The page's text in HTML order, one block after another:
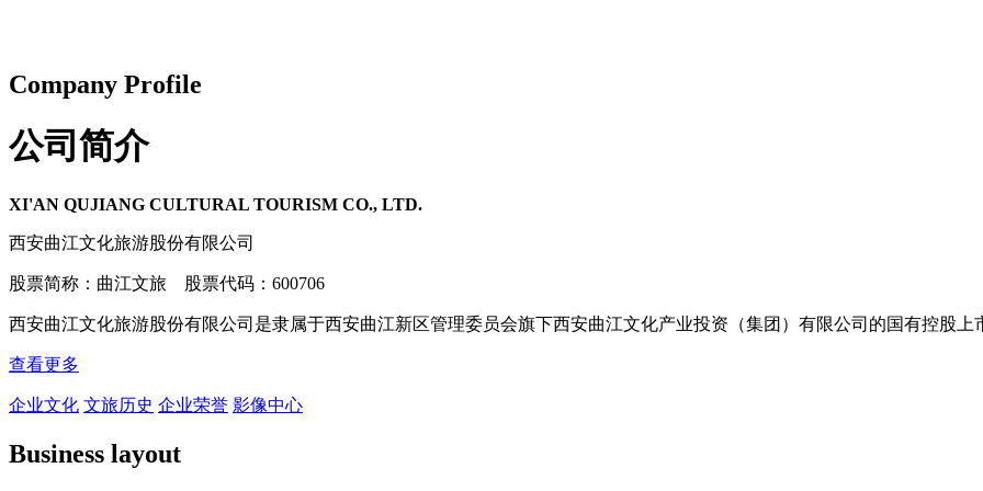
Company Profile
公司简介
XI'AN QUJIANG CULTURAL TOURISM CO., LTD.
西安曲江文化旅游股份有限公司
股票简称：曲江文旅 股票代码：600706
西安曲江文化旅游股份有限公司是隶属于西安曲江新区管理委员会旗下西安曲江文化产业投资（集团）有限公司的国有控股上
查看更多
企业文化 文旅历史 企业荣誉 影像中心
Business layout